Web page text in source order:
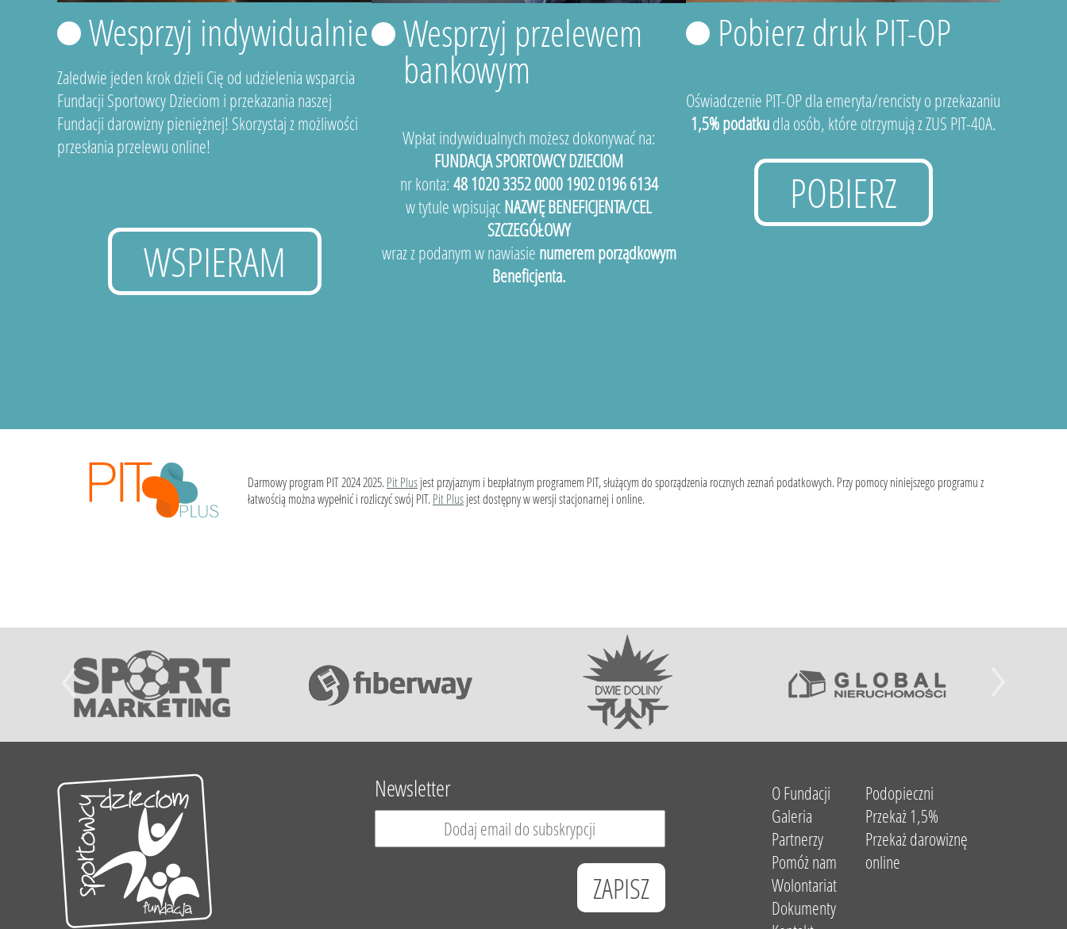
Wesprzyj indywidualnie
Zaledwie jeden krok dzieli Cię od udzielenia wsparcia
Fundacji Sportowcy Dzieciom i przekazania naszej
Fundacji darowizny pieniężnej! Skorzystaj z możliwości
przesłania przelewu online!
WSPIERAM
Wesprzyj przelewem
bankowym
Wpłat indywidualnych możesz dokonywać na:
FUNDACJA SPORTOWCY DZIECIOM
nr konta: 48 1020 3352 0000 1902 0196 6134
w tytule wpisującNAZWĘ BENEFICJENTA/CEL
SZCZEGÓŁOWY
wraz z podanym w nawiasie numerem porządkowym
Beneficjenta.
Pobierz druk PIT-OP
Oświadczenie PIT-OP dla emeryta/rencisty o przekazaniu
1,5% podatkudla osób, które otrzymują z ZUS PIT-40A.
POBIERZ
Darmowy program PIT 2024 2025.Pit Plusjest przyjaznym i bezpłatnym programem PIT, służącym do sporządzenia rocznych zeznań podatkowych. Przy pomocy niniejszego programu z
łatwością można wypełnić i rozliczyć swój PIT.Pit Plusjest dostępny w wersji stacjonarnej i online.
Newsletter
O Fundacji
Galeria
Partnerzy
Pomóż nam
Wolontariat
Dokumenty
Podopieczni
Przekaż 1,5%
Przekaż darowiznę
online